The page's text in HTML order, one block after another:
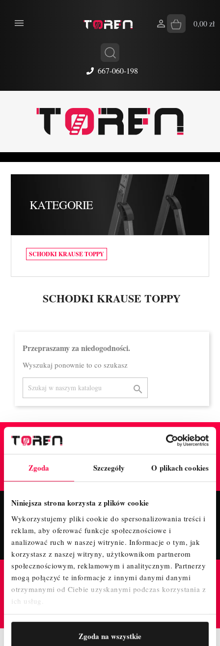
Zgoda Szczegóły O plikach cookies
Niniejsza strona korzysta z plików cookie
Wykorzystujemy pliki cookie do spersonalizowania treści i
reklam, aby oferować funkcje społecznościowe i
analizować ruch w naszej witrynie. Informacje o tym, jak
korzystasz z naszej witryny, użytkownikom partnerom
społecznościowym, reklamowym i analitycznym. Partnerzy
mogą połączyć te informacje z innymi danymi danymi
otrzymanymi od Ciebie uzyskanymi podczas korzystania z
ich usług.
Zgoda na wszystkie
667-060-198
 0,00 zł

KATEGORIE
SCHODKI KRAUSE TOPPY
SCHODKI KRAUSE TOPPY
Przepraszamy za niedogodności.
Wyszukaj ponownie to co szukasz

SKLEPIE
Fanpage
POLUB NASZ PROFIL I BĄDŹ NA BIEŻĄCO!
Instagram
ODWIEDŹ NAS NA PROFILU, ZAPRASZAMY!